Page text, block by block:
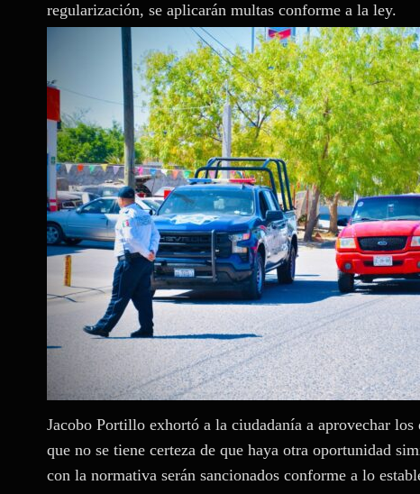
regularización, se aplicarán multas conforme a la ley.
Jacobo Portillo exhortó a la ciudadanía a aprovechar
que no se tiene certeza de que haya otra oportunidad
con la normativa serán sancionados conforme a lo